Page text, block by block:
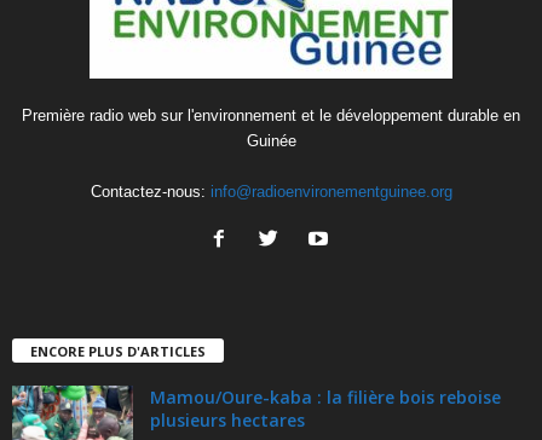
Première radio web sur l'environnement et le développement durable en
Guinée
Contactez-nous: info@radioenvironementguinee.org
ENCORE PLUS D'ARTICLES
Mamou/Oure-kaba : la filière bois reboise
plusieurs hectares